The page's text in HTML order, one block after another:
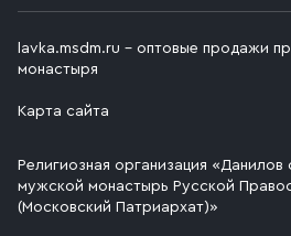
lavka.msdm.ru – оптовые продажи
монастыря
Карта сайта
Религиозная организация «Данилов
мужской монастырь Русской
(Московский Патриархат)»